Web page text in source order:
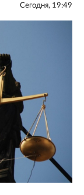
Сегодня, 19:49